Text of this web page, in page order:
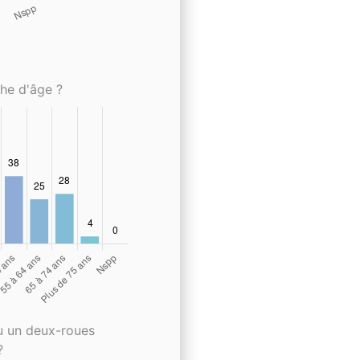
d'âge ?
un deux-roues